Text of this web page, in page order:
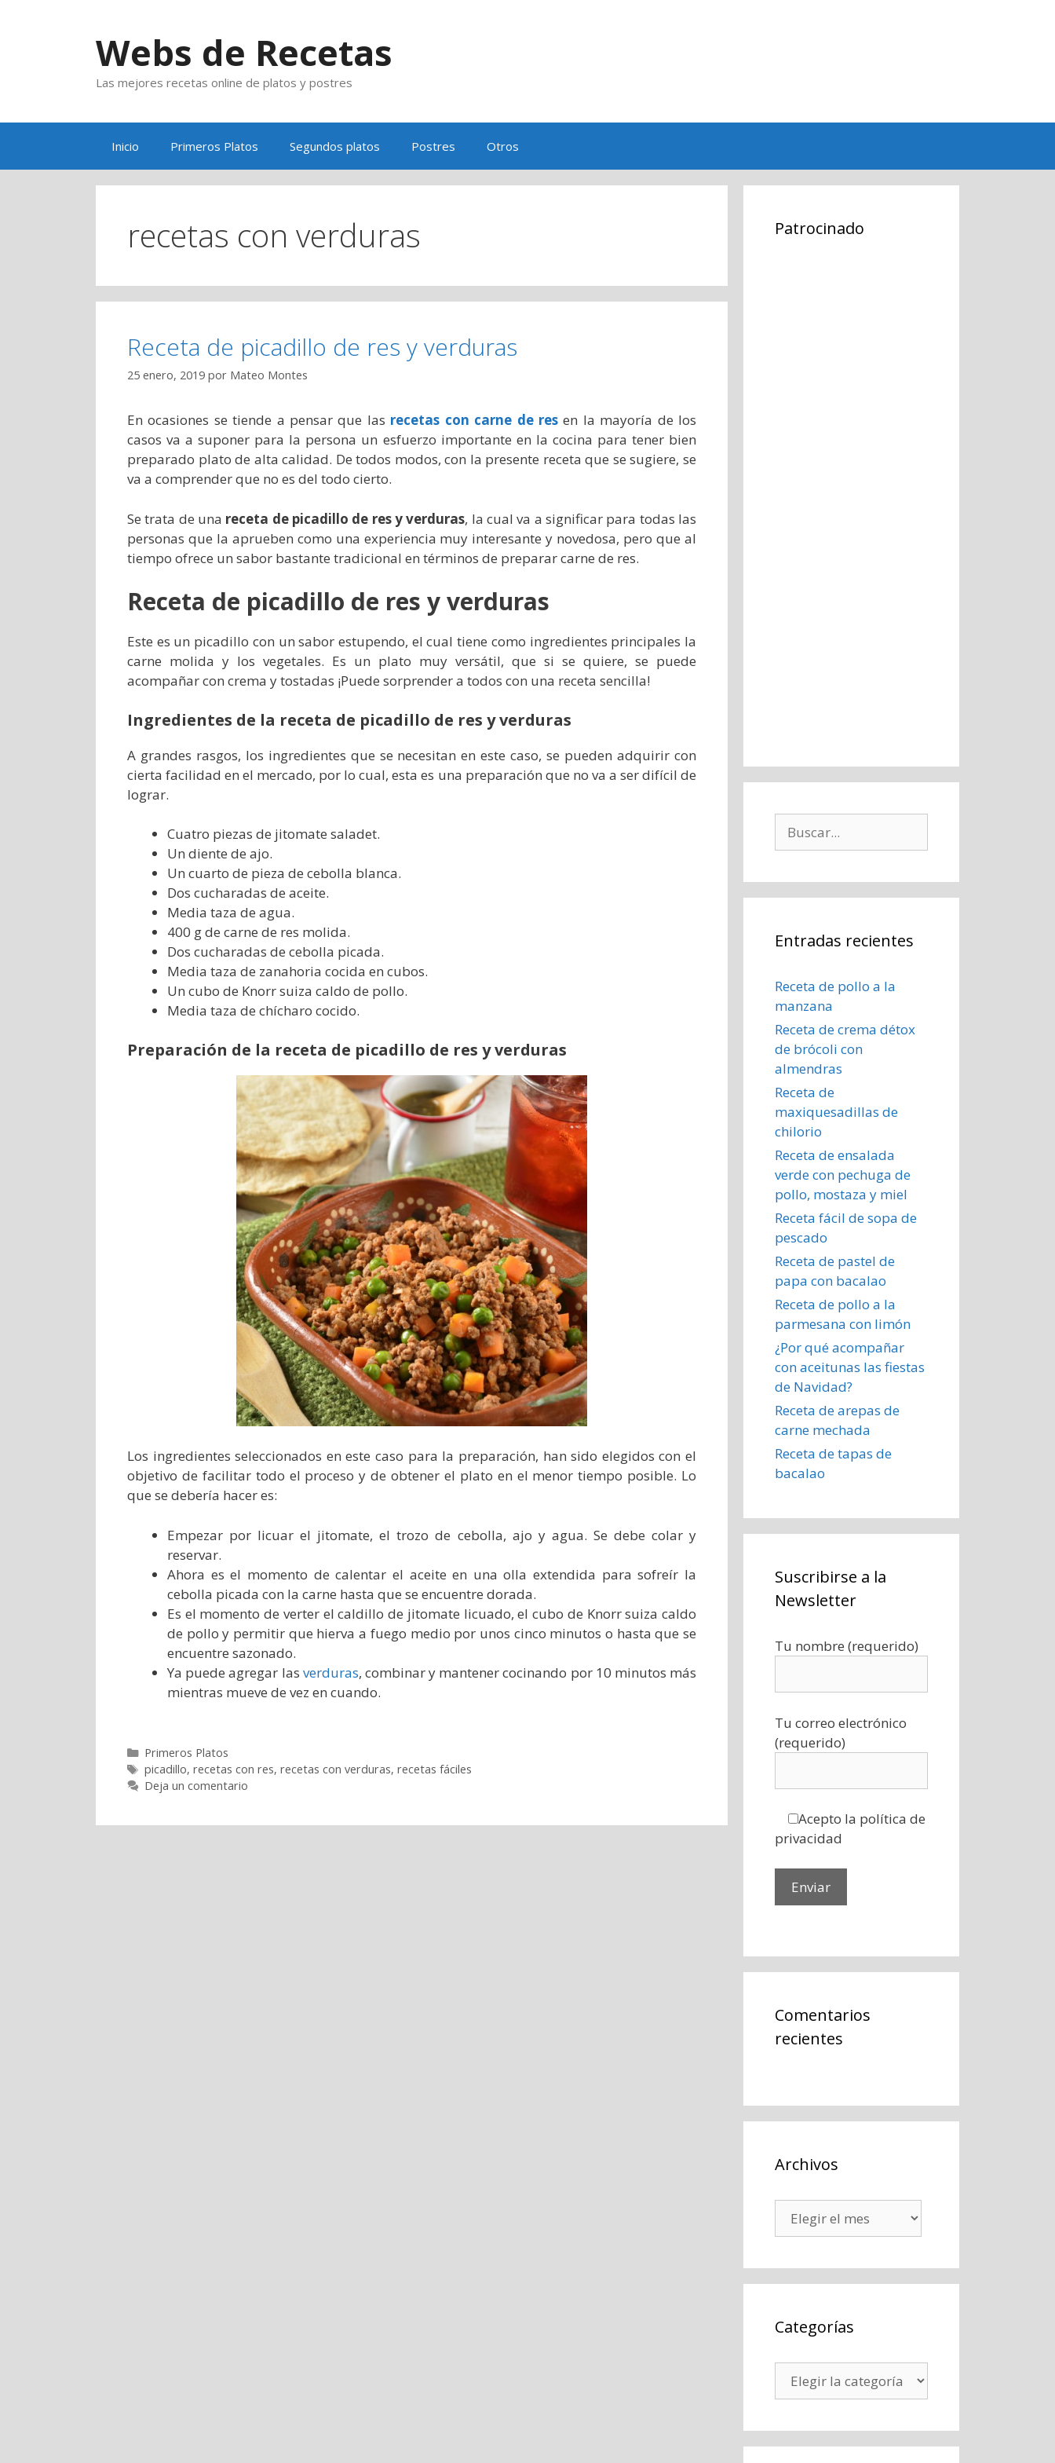
Webs de Recetas
Las mejores recetas online de platos y postres
Inicio Primeros Platos Segundos platos Postres Otros
recetas con verduras
Receta de picadillo de res y verduras
25 enero, 2019 por Mateo Montes
En ocasiones se tiende a pensar que las recetas con carne de resen la mayoría de los
casos va a suponer para la persona un esfuerzo importante en la cocina para tener bien
preparado plato de alta calidad. De todos modos, con la presente receta que se sugiere, se
va a comprender que no es del todo cierto.
Se trata de una receta de picadillo de res y verduras, la cual va a significar para todas las
personas que la aprueben como una experiencia muy interesante y novedosa, pero que al
tiempo ofrece un sabor bastante tradicional en términos de preparar carne de res.
Receta de picadillo de res y verduras
Este es un picadillo con un sabor estupendo, el cual tiene como ingredientes principales la
carne molida y los vegetales. Es un plato muy versátil, que si se quiere, se puede
acompañar con crema y tostadas ¡Puede sorprender a todos con una receta sencilla!
Ingredientes de la receta de picadillo de res y verduras
A grandes rasgos, los ingredientes que se necesitan en este caso, se pueden adquirir con
cierta facilidad en el mercado, por lo cual, esta es una preparación que no va a ser difícil de
lograr.
Cuatro piezas de jitomate saladet.
Un diente de ajo.
Un cuarto de pieza de cebolla blanca.
Dos cucharadas de aceite.
Media taza de agua.
400 g de carne de res molida.
Dos cucharadas de cebolla picada.
Media taza de zanahoria cocida en cubos.
Un cubo de Knorr suiza caldo de pollo.
Media taza de chícharo cocido.
Preparación de la receta de picadillo de res y verduras
Los ingredientes seleccionados en este caso para la preparación, han sido elegidos con el
objetivo de facilitar todo el proceso y de obtener el plato en el menor tiempo posible. Lo
que se debería hacer es:
Empezar por licuar el jitomate, el trozo de cebolla, ajo y agua. Se debe colar y
reservar.
Ahora es el momento de calentar el aceite en una olla extendida para sofreír la
cebolla picada con la carne hasta que se encuentre dorada.
Es el momento de verter el caldillo de jitomate licuado, el cubo de Knorr suiza caldo
de pollo y permitir que hierva a fuego medio por unos cinco minutos o hasta que se
encuentre sazonado.
Ya puede agregar las verduras, combinar y mantener cocinando por 10 minutos más
mientras mueve de vez en cuando.
Categorías
Primeros Platos
Etiquetas
picadillo, recetas con res, recetas con verduras, recetas fáciles
Deja un comentario
Patrocinado
Entradas recientes
Receta de pollo a la
manzana
Receta de crema détox
de brócoli con
almendras
Receta de
maxiquesadillas de
chilorio
Receta de ensalada
verde con pechuga de
pollo, mostaza y miel
Receta fácil de sopa de
pescado
Receta de pastel de
papa con bacalao
Receta de pollo a la
parmesana con limón
¿Por qué acompañar
con aceitunas las fiestas
de Navidad?
Receta de arepas de
carne mechada
Receta de tapas de
bacalao
Suscribirse a la
Newsletter
Tu nombre (requerido)
Tu correo electrónico
(requerido)
Acepto la política de
privacidad
Comentarios
recientes
Archivos
Categorías